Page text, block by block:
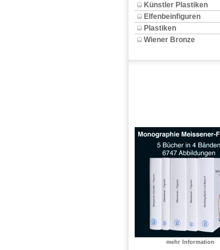
Künstler Plastiken
Elfenbeinfiguren
Plastiken
Wiener Bronze
mehr Information